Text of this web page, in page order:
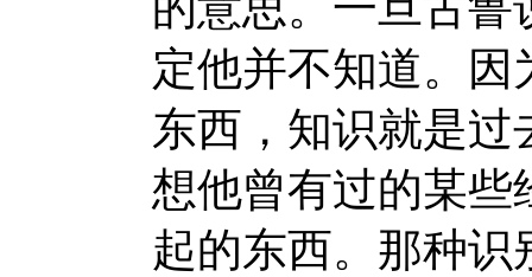
定他并不知道。
东西，知识就是
想他曾有过的某些
起的东西。那种